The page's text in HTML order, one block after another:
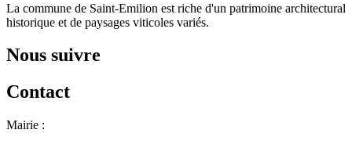
La commune de Saint-Emilion est riche d'un patrimoine architectural
historique et de paysages viticoles variés.
Nous suivre
Contact
Mairie :